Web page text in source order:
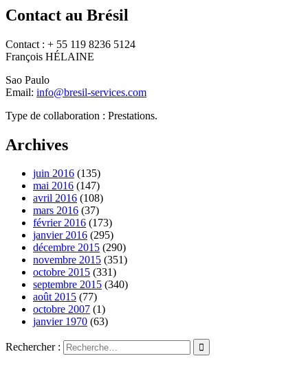
Contact au Brésil
Contact : + 55 119 8236 5124
François HÉLAINE
Sao Paulo
Email: info@bresil-services.com
Type de collaboration : Prestations.
Archives
juin 2016 (135)
mai 2016 (147)
avril 2016 (108)
mars 2016 (37)
février 2016 (173)
janvier 2016 (295)
décembre 2015 (290)
novembre 2015 (351)
octobre 2015 (331)
septembre 2015 (340)
août 2015 (77)
octobre 2007 (1)
janvier 1970 (63)
Rechercher :